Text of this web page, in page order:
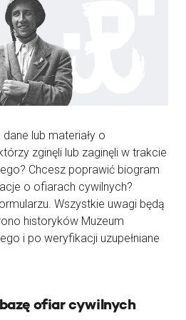
lub materiały o
zginęli lub zaginęli w trakcie
Chcesz poprawić biogram
o ofiarach cywilnych?
Wszystkie uwagi będą
historyków Muzeum
i po weryfikacji uzupełniane
ofiar cywilnych